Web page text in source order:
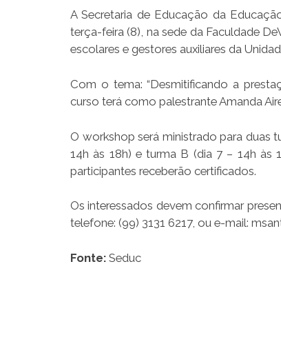
A Secretaria de Educação da
terça-feira (8), na sede da Faculdade
escolares e gestores auxiliares da
Com o tema: “Desmitificando a
curso terá como palestrante Amanda
O workshop será ministrado para duas
14h às 18h) e turma B (dia 7 – 14h às
participantes receberão certificados.
Os interessados devem confirmar
telefone: (99) 3131 6217, ou e-mail:
Fonte: Seduc